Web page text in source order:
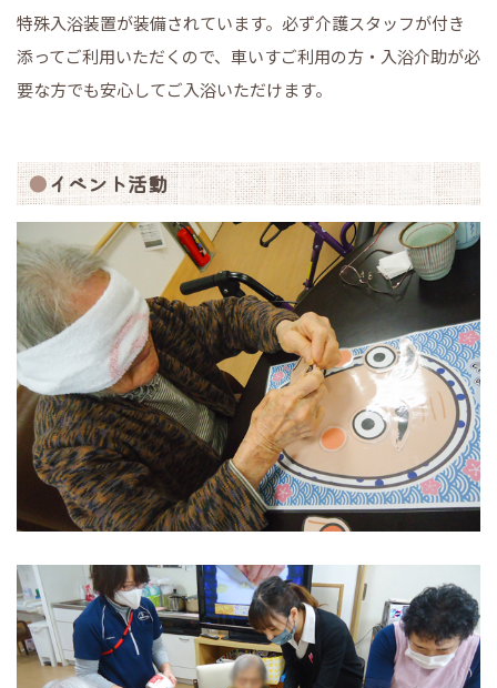
特殊入浴装置が装備されています。必ず介護スタッフが付き
添ってご利用いただくので、車いすご利用の方・入浴介助が必
要な方でも安心してご入浴いただけます。
イベント活動